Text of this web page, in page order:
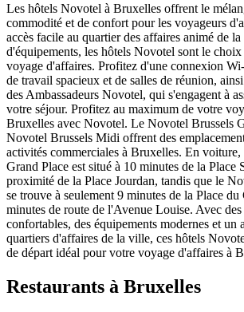
Les hôtels Novotel à Bruxelles offrent le
commodité et de confort pour les voyageurs
accès facile au quartier des affaires animé de
d'équipements, les hôtels Novotel sont le
voyage d'affaires. Profitez d'une connexion
de travail spacieux et de salles de réunion,
des Ambassadeurs Novotel, qui s'engagent à
votre séjour. Profitez au maximum de votre
Bruxelles avec Novotel. Le Novotel Brussels
Novotel Brussels Midi offrent des
activités commerciales à Bruxelles. En
Grand Place est situé à 10 minutes de la Place
proximité de la Place Jourdan, tandis que le
se trouve à seulement 9 minutes de la Place du
minutes de route de l'Avenue Louise. Avec des
confortables, des équipements modernes et un
quartiers d'affaires de la ville, ces hôtels
de départ idéal pour votre voyage d'affaires à
Restaurants à Bruxelles